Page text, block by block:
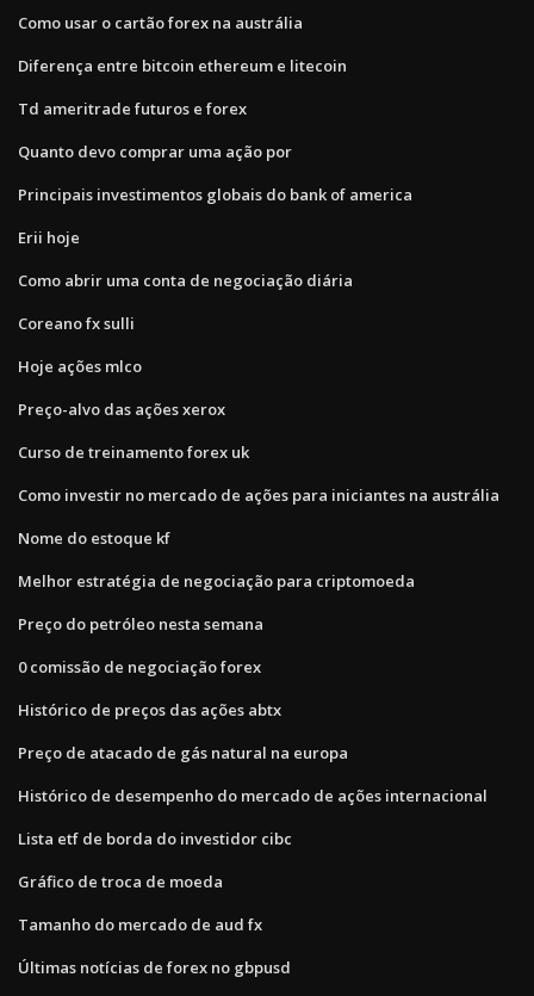
Como usar o cartão forex na austrália
Diferença entre bitcoin ethereum e litecoin
Td ameritrade futuros e forex
Quanto devo comprar uma ação por
Principais investimentos globais do bank of america
Erii hoje
Como abrir uma conta de negociação diária
Coreano fx sulli
Hoje ações mlco
Preço-alvo das ações xerox
Curso de treinamento forex uk
Como investir no mercado de ações para iniciantes na austrália
Nome do estoque kf
Melhor estratégia de negociação para criptomoeda
Preço do petróleo nesta semana
0 comissão de negociação forex
Histórico de preços das ações abtx
Preço de atacado de gás natural na europa
Histórico de desempenho do mercado de ações internacional
Lista etf de borda do investidor cibc
Gráfico de troca de moeda
Tamanho do mercado de aud fx
Últimas notícias de forex no gbpusd